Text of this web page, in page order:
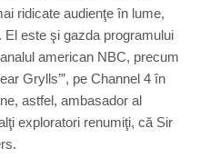
ridicate audienţe în lume,
este şi gazda programului
american NBC, precum
Grylls’”, pe Channel 4 în
astfel, ambasador al
exploratori renumiţi, că Sir